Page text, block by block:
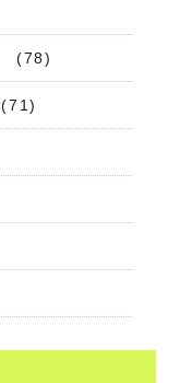
(78)
(71)